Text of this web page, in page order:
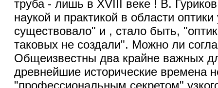
труба - лишь в XVIII веке ! В.
наукой и практикой в области
существовало" и , стало быть,
таковых не создали". Можно ли
Общеизвестны два крайне важных
древнейшие исторические времена
"профессиональным секретом"